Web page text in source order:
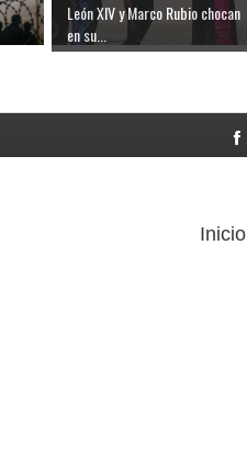
León XIV y Marco Rubio chocan
en su...
Inicio